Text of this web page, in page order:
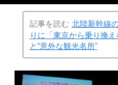
記事を読む 北陸新幹線
りに「東京から乗り換
と“意外な観光名所”